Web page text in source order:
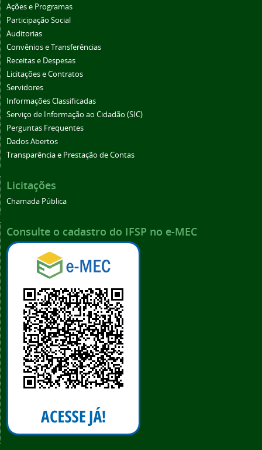
Ações e Programas
Participação Social
Auditorias
Convênios e Transferências
Receitas e Despesas
Licitações e Contratos
Servidores
Informações Classificadas
Serviço de Informação ao Cidadão (SIC)
Perguntas Frequentes
Dados Abertos
Transparência e Prestação de Contas
Licitações
Chamada Pública
Consulte o cadastro do IFSP no e-MEC